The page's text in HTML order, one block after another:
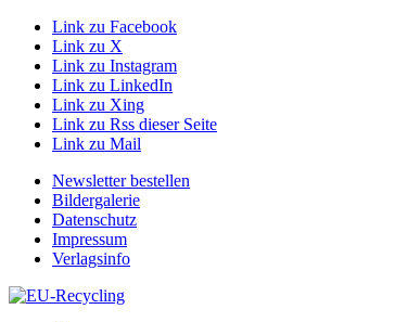
Link zu Facebook
Link zu X
Link zu Instagram
Link zu LinkedIn
Link zu Xing
Link zu Rss dieser Seite
Link zu Mail
Newsletter bestellen
Bildergalerie
Datenschutz
Impressum
Verlagsinfo